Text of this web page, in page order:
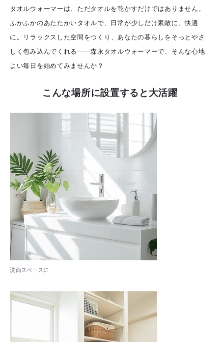
タオルウォーマーは、ただタオルを乾かすだけではありません。
ふかふかのあたたかいタオルで、日常が少しだけ素敵に、快適
に。
リラックスした空間をつくり、あなたの暮らしをそっとやさ
しく包み込んでくれる――森永タオルウォーマーで、そんな心地
よい毎日を始めてみませんか？
こんな場所に設置すると大活躍
洗面スペースに